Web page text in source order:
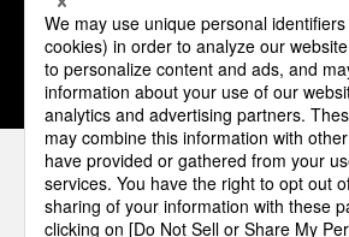
1 2 3
パナソニックの電気設備 SNS